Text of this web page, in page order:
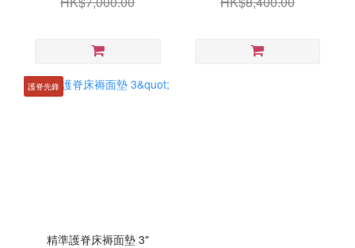
護脊先鋒
精準護脊床褥面墊 3"